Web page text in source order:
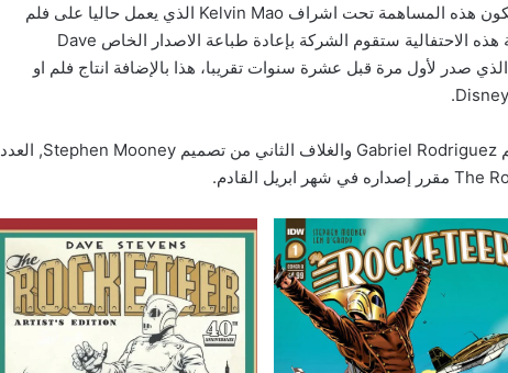
وأصدقاء مبتكرها الراحل Dave Stevens وستكون هذه المساهمة تحت اشراف Kelvin Mao الذي يعمل حاليا على فلم
وثائقي حول الكاتب Dave Stevens, وبمناسبة هذه الاحتفالية ستقوم الشركة بإعادة طباعة الاصدار الخاص Dave
Stevens’ The Rocketeer Artist’s Edition الذي صدر لأول مرة قبل عشرة سنوات تقريبا، هذا بالإضافة انتاج فلم او
يذكر ان الغلاف الرئيسي للعدد الأول من تصميم Gabriel Rodriguez والغلاف الثاني من تصميم Stephen Mooney, العدد
اللائحة الكاملة للفائزين بجوائز The